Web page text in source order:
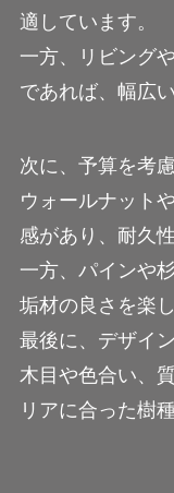
適しています。
一方、リビング
であれば、幅広
次に、予算を考
ウォールナット
感があり、耐久
一方、パインや
垢材の良さを楽
最後に、デザイ
木目や色合い、
リアに合った樹